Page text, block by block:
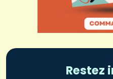
Restez